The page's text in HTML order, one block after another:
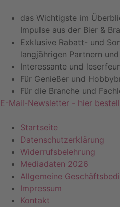
das Wichtigste im
Impulse aus der Bier &
Exklusive Rabatt- und
langjährigen Partnern
Interessante und
Für Genießer und
Für die Branche und
E-Mail-Newsletter - hier
Startseite
Datenschutzerklärung
Widerrufsbelehrung
Mediadaten 2026
Allgemeine
Impressum
Kontakt